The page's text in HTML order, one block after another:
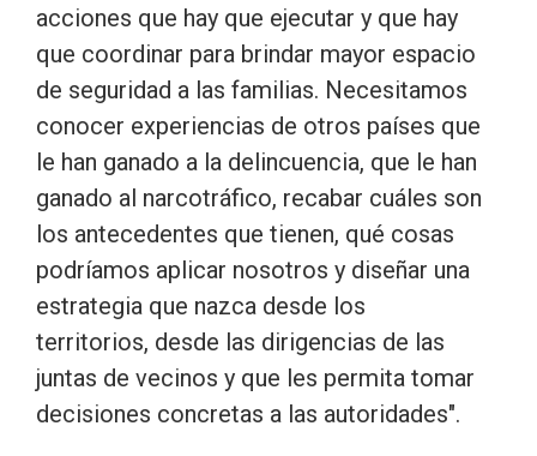
acciones que hay que ejecutar y que hay
que coordinar para brindar mayor espacio
de seguridad a las familias. Necesitamos
conocer experiencias de otros países que
le han ganado a la delincuencia, que le han
ganado al narcotráfico, recabar cuáles son
los antecedentes que tienen, qué cosas
podríamos aplicar nosotros y diseñar una
estrategia que nazca desde los
territorios, desde las dirigencias de las
juntas de vecinos y que les permita tomar
decisiones concretas a las autoridades".